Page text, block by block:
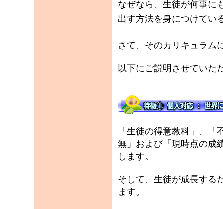
なぜなら、生徒が何事に
出す方法を身につけてい
さて、そのカリキュラム
以下にご説明させていた
「生徒の得意教科」、
無」および「現時点の成
します。
そして、生徒が成長する
ます。